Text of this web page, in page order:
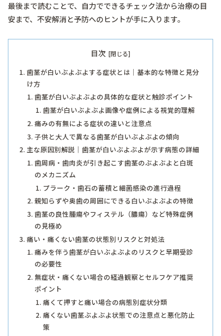
最後まで読むことで、自力でできるチェック法から治療の目
安まで、不安解消と予防へのヒントが手に入ります。
目次
歯茎が白いぶよぶよする症状とは｜基本的な特徴と見分
け方
歯茎が白いぶよぶよの具体的な症状と触診ポイント
歯茎が白いぶよぶよ画像や症例による視覚的理解
痛みの有無による症状の違いと注意点
子供と大人で異なる歯茎が白いぶよぶよの傾向
主な原因別解説｜歯茎が白いぶよぶよが示す病態の詳細
歯周病・歯肉炎が引き起こす歯茎のぶよぶよと白斑
のメカニズム
プラーク・歯石の蓄積と細菌感染の進行過程
親知らずや奥歯の周囲にできる白いぶよぶよの特徴
歯茎の良性腫瘍やフィステル（膿瘍）など特殊症例
の見極め
痛い・痛くない歯茎の状態別リスクと対処法
痛みを伴う歯茎が白いぶよぶよのリスクと早期受診
の必要性
無症状・痛くない場合の経過観察とセルフケア推奨
ポイント
痛くて押すと痛い場合の病態別症状分類
痛くない歯茎ぶよぶよ状態での注意点と悪化防止
策